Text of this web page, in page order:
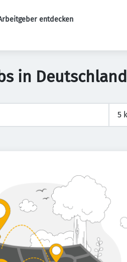
entdecken
in Deutschland